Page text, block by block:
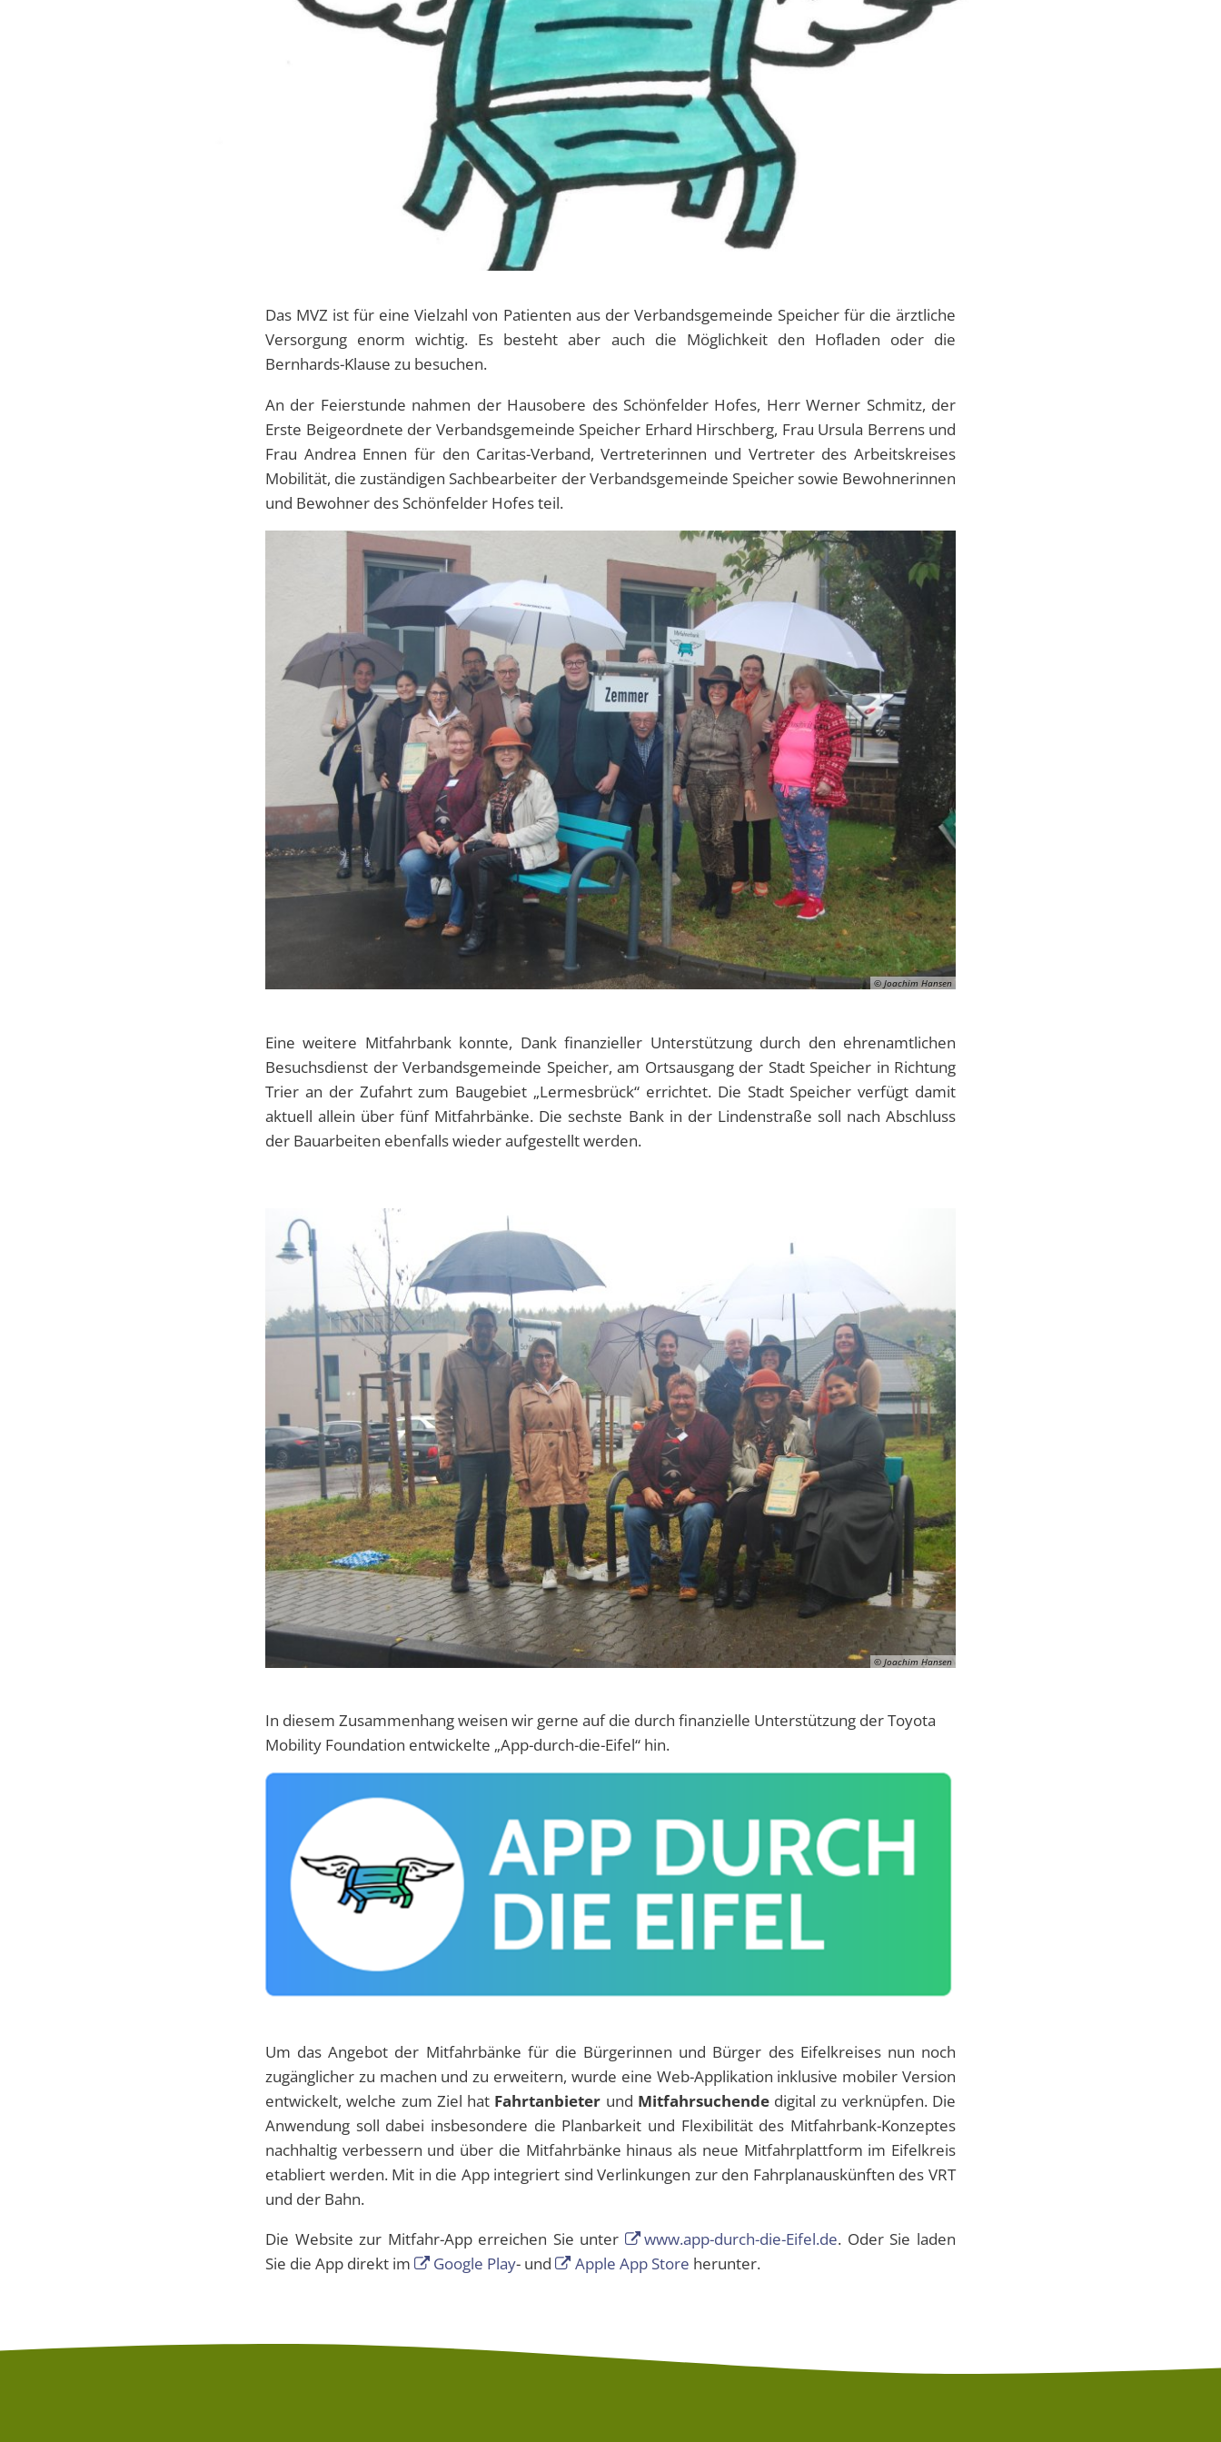
Das MVZ ist für eine Vielzahl von Patienten aus der Verbandsgemeinde Speicher für die ärztliche
Versorgung enorm wichtig. Es besteht aber auch die Möglichkeit den Hofladen oder die
Bernhards-Klause zu besuchen.
An der Feierstunde nahmen der Hausobere des Schönfelder Hofes, Herr Werner Schmitz, der
Erste Beigeordnete der Verbandsgemeinde Speicher Erhard Hirschberg, Frau Ursula Berrens und
Frau Andrea Ennen für den Caritas-Verband, Vertreterinnen und Vertreter des Arbeitskreises
Mobilität, die zuständigen Sachbearbeiter der Verbandsgemeinde Speicher sowie Bewohnerinnen
und Bewohner des Schönfelder Hofes teil.
© Joachim Hansen
Eine weitere Mitfahrbank konnte, Dank finanzieller Unterstützung durch den ehrenamtlichen
Besuchsdienst der Verbandsgemeinde Speicher, am Ortsausgang der Stadt Speicher in Richtung
Trier an der Zufahrt zum Baugebiet „Lermesbrück“ errichtet. Die Stadt Speicher verfügt damit
aktuell allein über fünf Mitfahrbänke. Die sechste Bank in der Lindenstraße soll nach Abschluss
der Bauarbeiten ebenfalls wieder aufgestellt werden.
© Joachim Hansen
In diesem Zusammenhang weisen wir gerne auf die durch finanzielle Unterstützung der Toyota
Mobility Foundation entwickelte „App-durch-die-Eifel“ hin.
Um das Angebot der Mitfahrbänke für die Bürgerinnen und Bürger des Eifelkreises nun noch
zugänglicher zu machen und zu erweitern, wurde eine Web-Applikation inklusive mobiler Version
entwickelt, welche zum Ziel hat Fahrtanbieter und Mitfahrsuchendedigital zu verknüpfen. Die
Anwendung soll dabei insbesondere die Planbarkeit und Flexibilität des Mitfahrbank-Konzeptes
nachhaltig verbessern und über die Mitfahrbänke hinaus als neue Mitfahrplattform im Eifelkreis
etabliert werden. Mit in die App integriert sind Verlinkungen zur den Fahrplanauskünften des VRT
und der Bahn.
Die Website zur Mitfahr-App erreichen Sie unter
www.app-durch-die-Eifel.de. Oder Sie laden
Sie die App direkt im
Google Play- und Apple App Store herunter.